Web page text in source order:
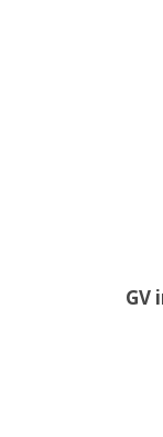
GV